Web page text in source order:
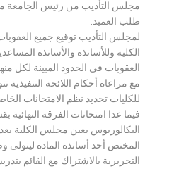
مجلس التأديب من رئيس الجامعة
طلب العميد.
لمجلس التأديب توقيع جميع
الكلية وللأساتذة والأساتذة
العقوبات في الحدود المبينة لكل
مع مراعاة أحكام اللائحة التنفيذية
للكليات تحديد نظم الامتحانات
فيما عدا امتحانات الفرقة النهائية
البكالوريوس يعين مجلس الكلية
المختص أحد أساتذة المادة
التحريرية بالاشتراك مع القائم